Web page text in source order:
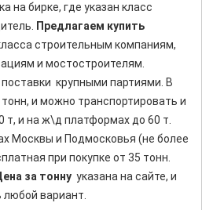
на бирке, где указан класс
Предлагаем купить
строительным компаниям,
и мостостроителям.
крупными партиями. В
и можно транспортировать и
т, и на ж\д платформах до 60 т.
Москвы и Подмосковья (не более
при покупке от 35 тонн.
за тонну указана на сайте, и
вариант.